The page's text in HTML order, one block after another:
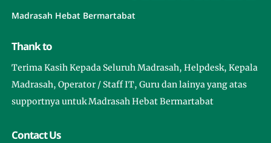
Madrasah Hebat Bermartabat
Thank to
Terima Kasih Kepada Seluruh Madrasah, Helpdesk, Kepala
Madrasah, Operator / Staff IT, Guru dan lainya yang atas
supportnya untuk Madrasah Hebat Bermartabat
Contact Us